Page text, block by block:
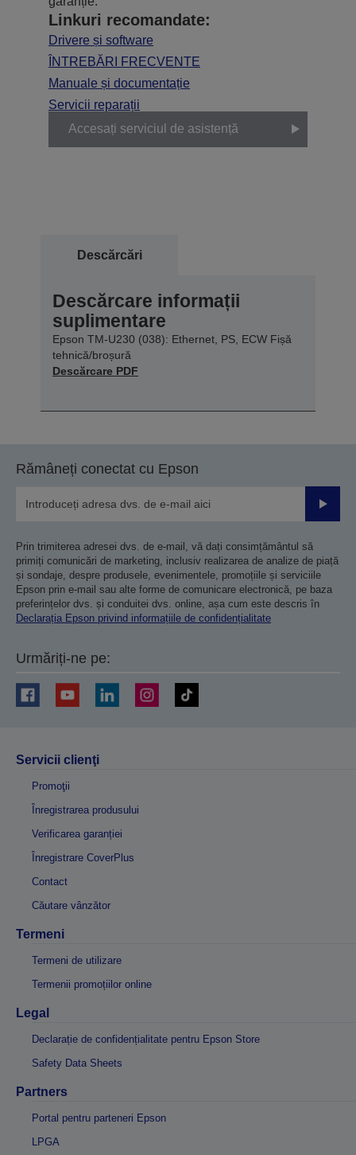
Linkuri recomandate:
Drivere și software
ÎNTREBĂRI FRECVENTE
Manuale și documentație
Servicii reparații
Accesați serviciul de asistență
Descărcări
Descărcare informații
suplimentare
Epson TM-U230 (038): Ethernet, PS, ECW Fișă
tehnică/broșură
Descărcare PDF
Rămâneți conectat cu Epson
Prin trimiterea adresei dvs. de e-mail, vă dați consimțământul să
primiți comunicări de marketing, inclusiv realizarea de analize de piață
și sondaje, despre produsele, evenimentele, promoțiile și serviciile
Epson prin e-mail sau alte forme de comunicare electronică, pe baza
preferințelor dvs. și conduitei dvs. online, așa cum este descris în
Declarația Epson privind informațiile de confidențialitate
Urmăriți-ne pe:
Servicii clienţi
Promoţii
Înregistrarea produsului
Verificarea garanției
Înregistrare CoverPlus
Contact
Căutare vânzător
Termeni
Termeni de utilizare
Termenii promoțiilor online
Legal
Declarație de confidențialitate pentru Epson Store
Safety Data Sheets
Partners
Portal pentru parteneri Epson
LPGA